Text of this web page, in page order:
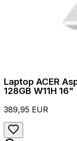
Laptop ACER
128GB W11H 16"
389,95 EUR